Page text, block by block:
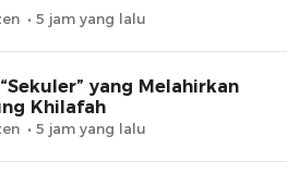
5 jam yang lalu
yang Melahirkan
Khilafah
5 jam yang lalu